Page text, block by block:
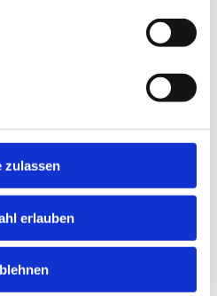
zulassen
erlauben
wirklich
verstanden